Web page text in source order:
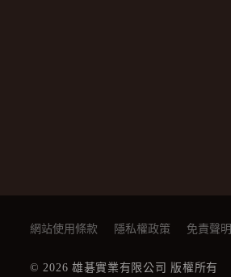
網站使用條款 隱私權政策 免責聲明
© 2026 雄碁實業有限公司 版權所有